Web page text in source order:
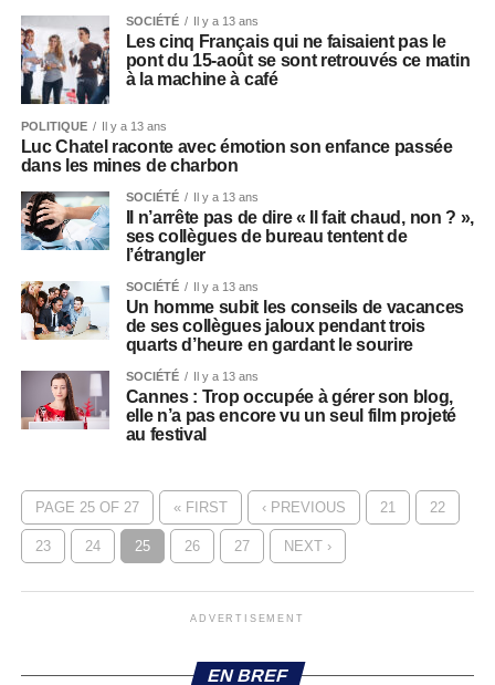
SOCIÉTÉ Il y a 13 ans
Les cinq Français qui ne faisaient pas le
pont du 15-août se sont retrouvés ce matin
à la machine à café
POLITIQUE Il y a 13 ans
Luc Chatel raconte avec émotion son enfance passée
dans les mines de charbon
SOCIÉTÉ Il y a 13 ans
Il n’arrête pas de dire « Il fait chaud, non ? »,
ses collègues de bureau tentent de
l’étrangler
SOCIÉTÉ Il y a 13 ans
Un homme subit les conseils de vacances
de ses collègues jaloux pendant trois
quarts d’heure en gardant le sourire
SOCIÉTÉ Il y a 13 ans
Cannes : Trop occupée à gérer son blog,
elle n’a pas encore vu un seul film projeté
au festival
PAGE 25 OF 27 « FIRST ‹ PREVIOUS 21 22
23 24 25 26 27 NEXT ›
ADVERTISEMENT
EN BREF